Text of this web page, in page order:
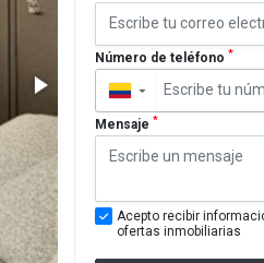
Número de teléfono *
▼
Mensaje *
Acepto recibir
ofertas inmobiliarias